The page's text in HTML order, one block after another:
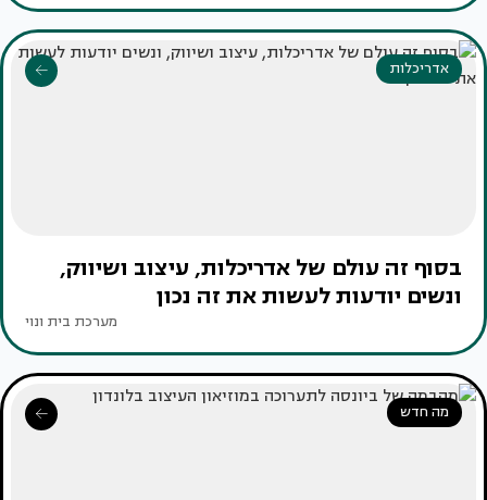
אדריכלות
בסוף זה עולם של אדריכלות, עיצוב ושיווק,
ונשים יודעות לעשות את זה נכון
מערכת בית ונוי
מה חדש